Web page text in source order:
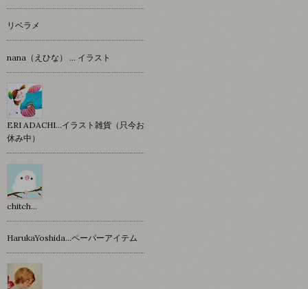
リベラメ
nana（えひな） … イラスト
ERI ADACHI...イラスト雑貨（只今お
休み中）
chitch…
HarukaYoshida…ペーパーアイテム